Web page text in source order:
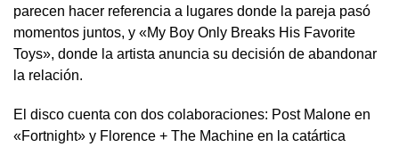
parecen hacer referencia a lugares donde la pareja pasó
momentos juntos, y «My Boy Only Breaks His Favorite
Toys», donde la artista anuncia su decisión de abandonar
la relación.
El disco cuenta con dos colaboraciones: Post Malone en
«Fortnight» y Florence + The Machine en la catártica